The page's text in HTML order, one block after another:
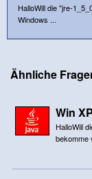
HalloWill die "jre-
Windows ...
Ähnliche
Win
HalloWill
bekomme